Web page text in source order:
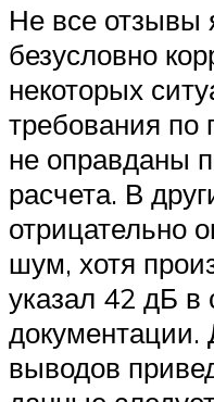
Не все отзывы
безусловно
некоторых
требования по
не оправданы
расчета. В
отрицательно
шум, хотя
указал 42 дБ в
выводов